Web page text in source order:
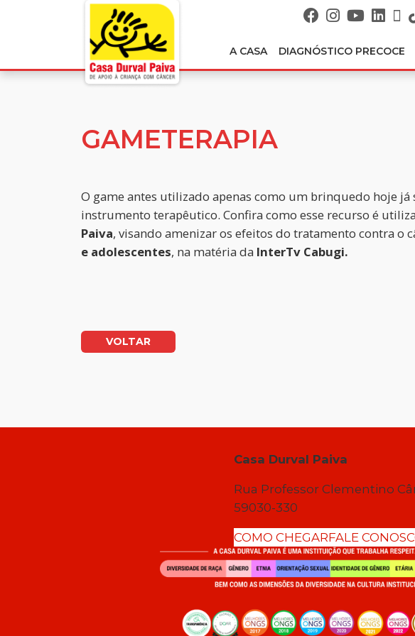
A CASA DIAGNÓSTICO PRECOCE
GAMETERAPIA
O game antes utilizado apenas como um brinquedo hoje já
instrumento terapêutico. Confira como esse recurso é
Paiva, visando amenizar os efeitos do tratamento contra o
e adolescentes, na matéria da InterTv Cabugi.
VOLTAR
Casa Durval Paiva
Rua Professor Clementino
59030-330
COMO CHEGARFALE